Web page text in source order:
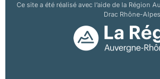
Ce site a été réalisé avec l’aide de la Région
Drac Rhône-